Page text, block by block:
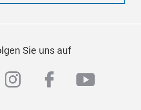
Sie uns auf
instagram
facebook